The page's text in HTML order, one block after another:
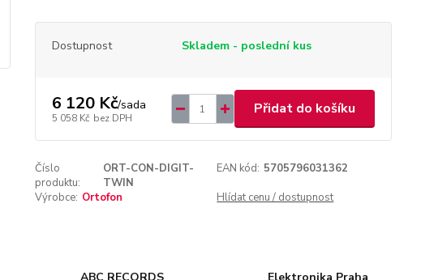
Dostupnost Skladem - poslední kus
6 120 Kč/sada
5 058 Kč bez DPH
Přidat do košíku
Číslo
produktu:
ORT-CON-DIGIT-
TWIN
EAN kód: 5705796031362
Výrobce: Ortofon Hlídat cenu / dostupnost